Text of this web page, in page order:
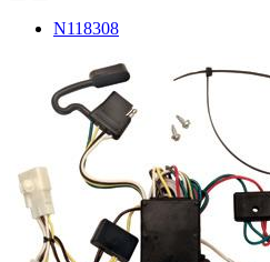
N118308